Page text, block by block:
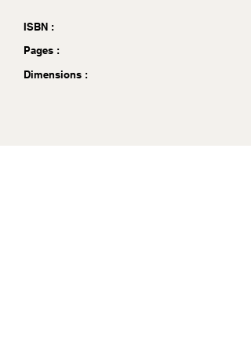
ISBN :
Pages :
Dimensions :